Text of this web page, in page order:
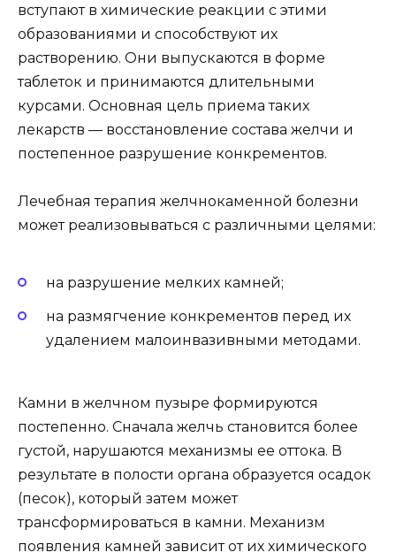
вступают в химические реакции с этими
образованиями и способствуют их
растворению. Они выпускаются в форме
таблеток и принимаются длительными
курсами. Основная цель приема таких
лекарств — восстановление состава желчи и
постепенное разрушение конкрементов.
Лечебная терапия желчнокаменной болезни
может реализовываться с различными целями:
на разрушение мелких камней;
на размягчение конкрементов перед их
удалением малоинвазивными методами.
Камни в желчном пузыре формируются
постепенно. Сначала желчь становится более
густой, нарушаются механизмы ее оттока. В
результате в полости органа образуется осадок
(песок), который затем может
трансформироваться в камни. Механизм
появления камней зависит от их химического